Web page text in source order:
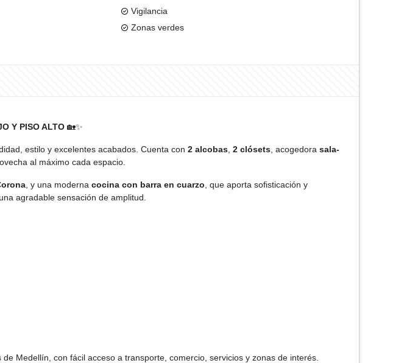
Vigilancia
Zonas verdes
Y PISO ALTO 🏡✨
estilo y excelentes acabados. Cuenta con 2 alcobas 2 clósets , acogedora sala-
al máximo cada espacio.
, y una moderna cocina con barra en cuarzo , que aporta sofisticación y
agradable sensación de amplitud.
Medellín, con fácil acceso a transporte, comercio, servicios y zonas de interés.